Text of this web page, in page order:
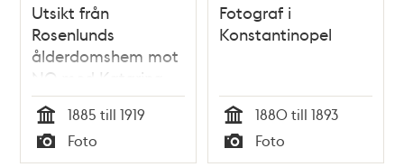
Utsikt från
Rosenlunds
ålderdomshem mot
NO med Katarina
kyrka i fonden.
Kvarnen Fatburen
och gården vid
Tid
1885 till 1919
Typ
Foto
Fotograf i
Konstantinopel
Tid
1880 till 1893
Typ
Foto